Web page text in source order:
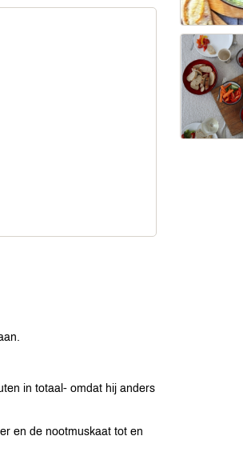
in totaal- omdat hij anders
en de nootmuskaat tot en